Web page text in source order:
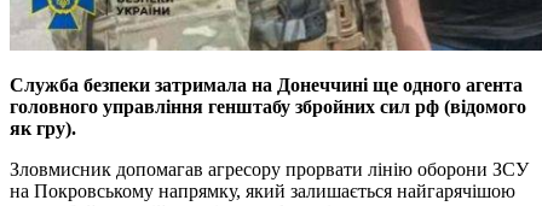
Служба безпеки затримала на Донеччині ще одного агента
головного управління генштабу збройних сил рф (відомого
як гру).
Зловмисник допомагав агресору прорвати лінію оборони ЗСУ
на Покровському напрямку, який залишається найгарячішою